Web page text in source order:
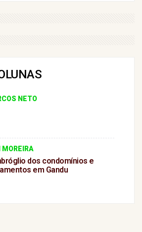
NETO
MOREIRA
dos condomínios e
em Gandu